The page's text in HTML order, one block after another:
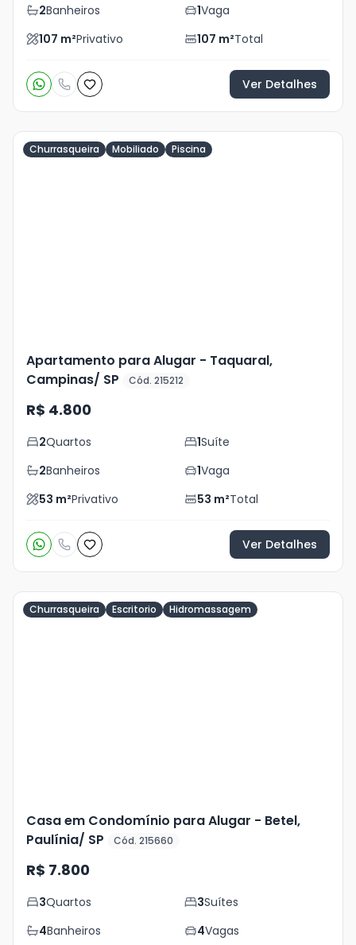
2Banheiros 1Vaga
107 m²Privativo 107 m²Total
Ver Detalhes
Churrasqueira Mobiliado Piscina
Apartamento para Alugar - Taquaral,
Campinas/ SP
Cód. 215212
R$ 4.800
2Quartos 1Suíte
2Banheiros 1Vaga
53 m²Privativo 53 m²Total
Ver Detalhes
Churrasqueira Escritorio Hidromassagem
Casa em Condomínio para Alugar - Betel,
Paulínia/ SP
Cód. 215660
R$ 7.800
3Quartos 3Suítes
4Banheiros 4Vagas